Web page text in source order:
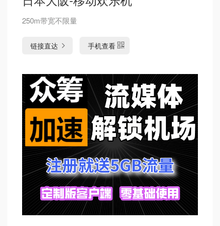
250m带宽不限量
链接直达 手机查看